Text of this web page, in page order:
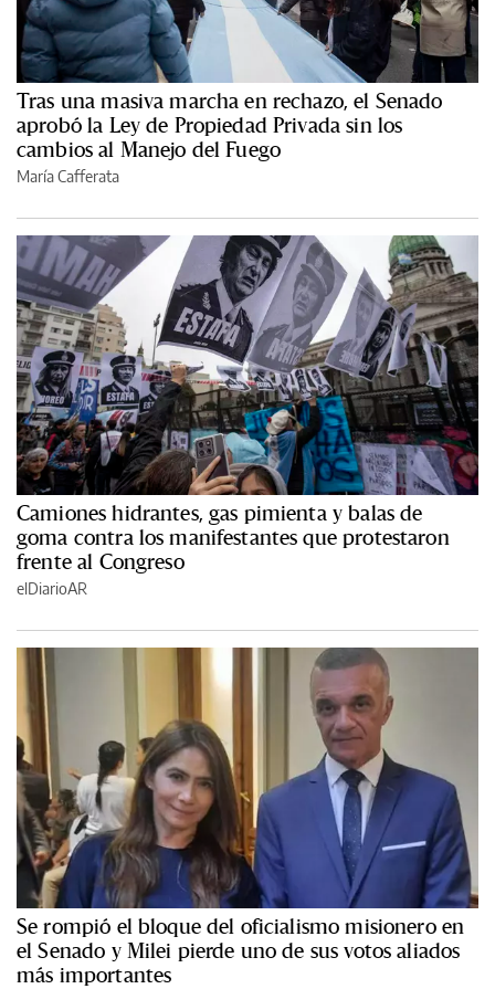
Tras una masiva marcha en rechazo, el Senado
aprobó la Ley de Propiedad Privada sin los
cambios al Manejo del Fuego
María Cafferata
Camiones hidrantes, gas pimienta y balas de
goma contra los manifestantes que protestaron
frente al Congreso
elDiarioAR
Se rompió el bloque del oficialismo misionero en
el Senado y Milei pierde uno de sus votos aliados
más importantes